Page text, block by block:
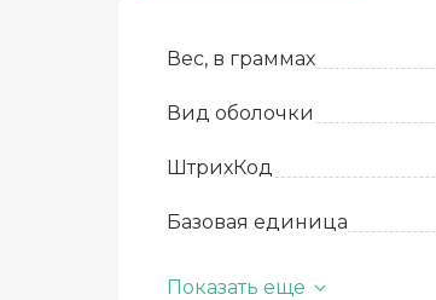
Вес, в граммах
Вид оболочки
ШтрихКод
Базовая единица
Температура хранения
Показать еще